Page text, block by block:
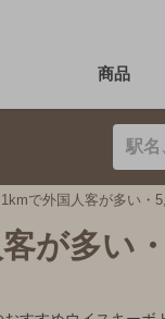
商品
で外国人客が多い・
が多い